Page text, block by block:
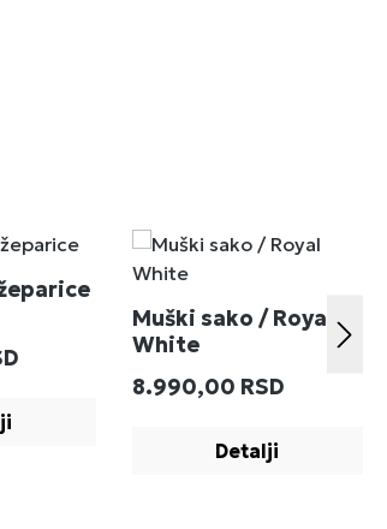
Muški sako / Royal
White
Redovna cena:
8.990,00 RSD
Detalji